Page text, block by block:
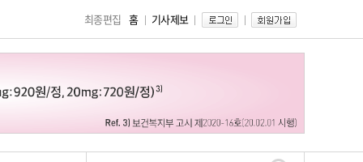
홈 기사제보
최종편집